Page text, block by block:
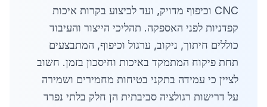
CNC וכיפוף מדויק, ועד לביצוע בקרות איכות
קפדניות לפני האספקה. תהליכי הייצור והעיבוד
כוללים חיתוך, ניקוב, ערגול וכיפוף, המתבצעים
תחת פיקוח המתמקד באיכות וחיסכון בזמן. חשוב
לציין כי עמידה בתקני בטיחות מחמירים ושמירה
על דרישות רגולציה סביבתית הן חלק בלתי נפרד